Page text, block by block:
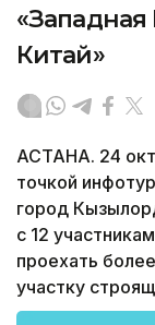
Китай»
АСТАНА. 24
точкой
город
с 12
проехать
участку